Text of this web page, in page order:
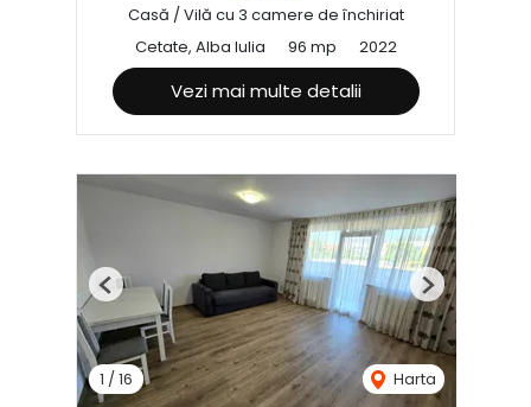
Casă / Vilă cu 3 camere de închiriat
Cetate, Alba Iulia
96 mp 2022
Vezi mai multe detalii
1 / 16 Harta
Previous Next